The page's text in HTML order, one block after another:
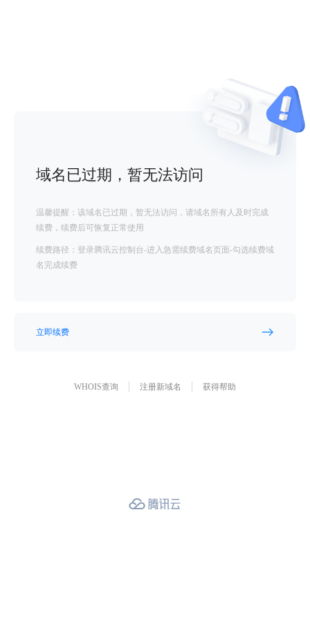
域名已过期，暂无法访问
温馨提醒：该域名已过期，暂无法访问，请域名所有人及时完成
续费，续费后可恢复正常使用
续费路径：登录腾讯云控制台-进入急需续费域名页面-勾选续费域
名完成续费
立即续费
WHOIS查询 注册新域名 获得帮助